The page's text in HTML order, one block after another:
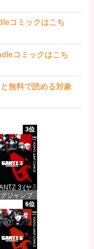
コミックはこち
コミックはこち
無料で読める対象
3位
3 (ヤ
グジャンプ
ミックス
価格：¥100
6位